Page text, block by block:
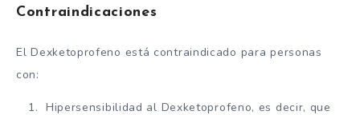
Contraindicaciones
El Dexketoprofeno está contraindicado para personas
con:
Hipersensibilidad al Dexketoprofeno, es decir, que